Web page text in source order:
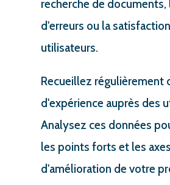
recherche de documents,
d'erreurs ou la
utilisateurs.
Recueillez régulièrement
d'expérience auprès des
Analysez ces données
les points forts et les axes
d'amélioration de votre